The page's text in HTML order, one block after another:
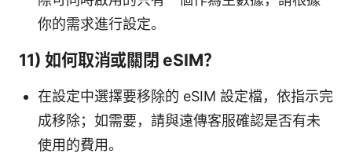
你的需求進行設定。
11) 如何取消或關閉 eSIM？
在設定中選擇要移除的 eSIM 設定檔，依指示完
成移除；如需要，請與遠傳客服確認是否有未
使用的費用。